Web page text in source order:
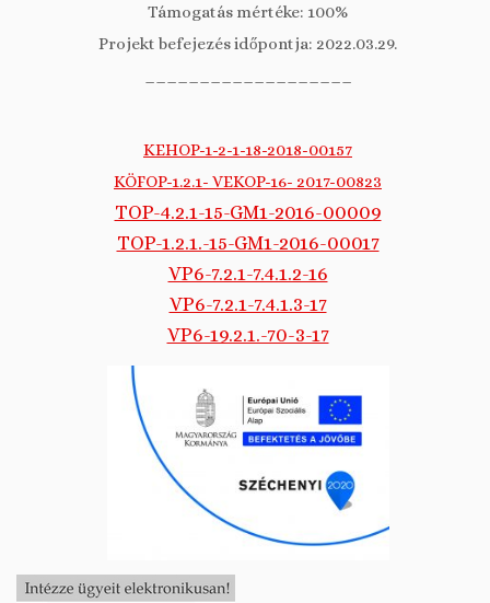
Támogatás mértéke: 100%
Projekt befejezés időpontja: 2022.03.29.
KEHOP-1-2-1-18-2018-00157
KÖFOP-1.2.1- VEKOP-16- 2017-00823
TOP-4.2.1-15-GM1-2016-00009
TOP-1.2.1.-15-GM1-2016-00017
VP6-7.2.1-7.4.1.2-16
VP6-7.2.1-7.4.1.3-17
VP6-19.2.1.-70-3-17